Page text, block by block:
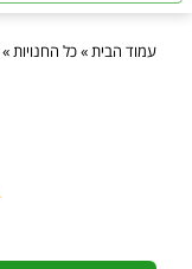
עמוד הבית »כל החנויות »